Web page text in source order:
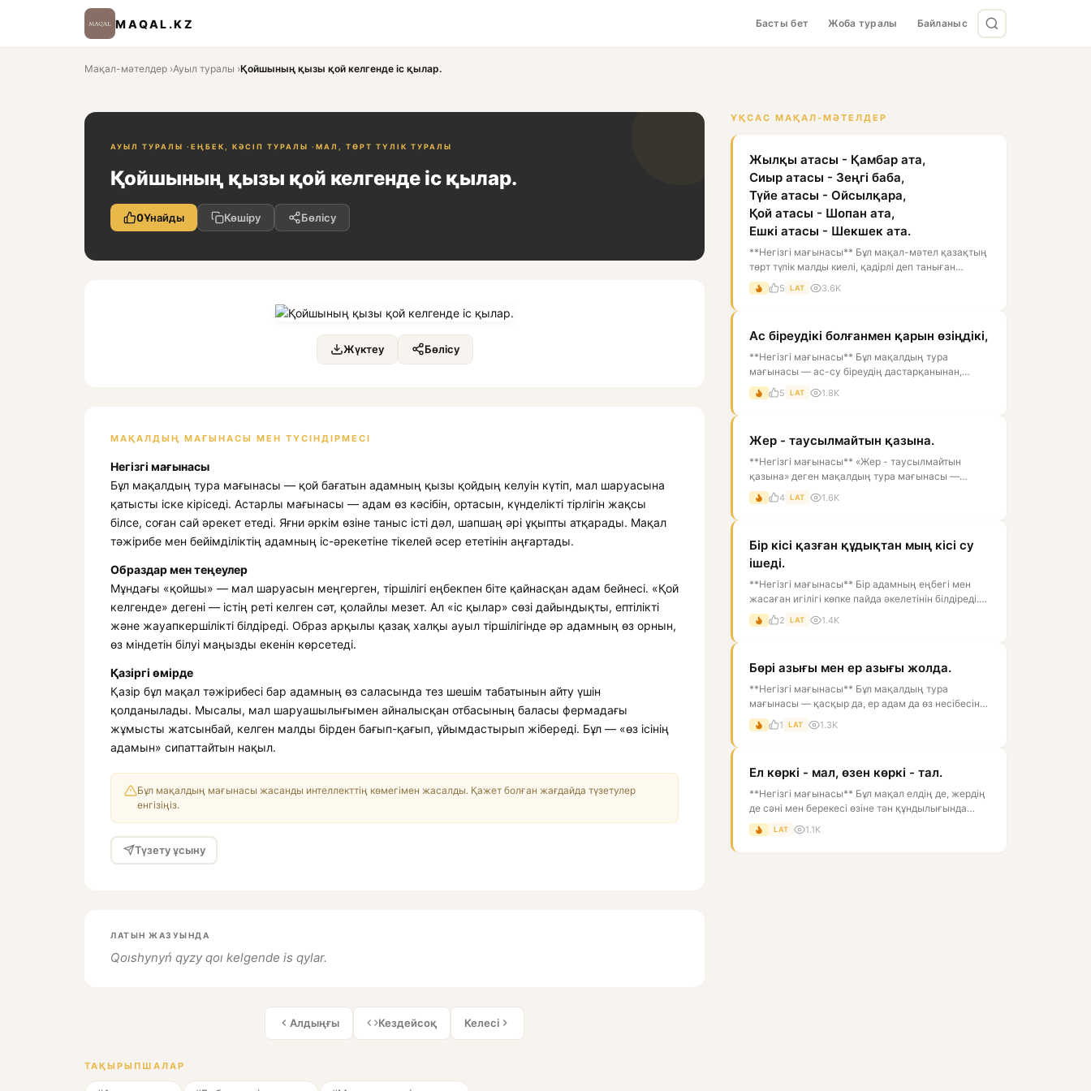
MAQAL.KZ Басты бет Жоба туралы Байланыс
Мақал-мәтелдер ›Ауыл туралы ›Қойшының қызы қой келгенде іс қылар.
АУЫЛ ТУРАЛЫ · ЕҢБЕК, КӘСІП ТУРАЛЫ · МАЛ, ТӨРТ ТҮЛІК ТУРАЛЫ
Қойшының қызы қой келгенде іс қылар.
0Ұнайды Көшіру Бөлісу
Жүктеу Бөлісу
МАҚАЛДЫҢ МАҒЫНАСЫ МЕН ТҮСІНДІРМЕСІ
Негізгі мағынасы
Бұл мақалдың тура мағынасы — қой бағатын адамның қызы қойдың келуін күтіп, мал шаруасына
қатысты іске кіріседі. Астарлы мағынасы — адам өз кәсібін, ортасын, күнделікті тірлігін жақсы
білсе, соған сай әрекет етеді. Яғни әркім өзіне таныс істі дәл, шапшаң әрі ұқыпты атқарады. Мақал
тәжірибе мен бейімділіктің адамның іс-әрекетіне тікелей әсер ететінін аңғартады.
Образдар мен теңеулер
Мұндағы «қойшы» — мал шаруасын меңгерген, тіршілігі еңбекпен біте қайнасқан адам бейнесі. «Қой
келгенде» дегені — істің реті келген сәт, қолайлы мезет. Ал «іс қылар» сөзі дайындықты, ептілікті
және жауапкершілікті білдіреді. Образ арқылы қазақ халқы ауыл тіршілігінде әр адамның өз орнын,
өз міндетін білуі маңызды екенін көрсетеді.
Қазіргі өмірде
Қазір бұл мақал тәжірибесі бар адамның өз саласында тез шешім табатынын айту үшін
қолданылады. Мысалы, мал шаруашылығымен айналысқан отбасының баласы фермадағы
жұмысты жатсынбай, келген малды бірден бағып-қағып, ұйымдастырып жібереді. Бұл — «өз ісінің
адамын» сипаттайтын нақыл.
Бұл мақалдың мағынасы жасанды интеллекттің көмегімен жасалды. Қажет болған жағдайда түзетулер
енгізіңіз.
Түзету ұсыну
ЛАТЫН ЖАЗУЫНДА
Qoıshynyń qyzy qoı kelgende is qylar.
Алдыңғы Кездейсоқ Келесі
ТАҚЫРЫПШАЛАР
ҰҚСАС МАҚАЛ-МӘТЕЛДЕР
Жылқы атасы - Қамбар ата,
Сиыр атасы - Зеңгі баба,
Түйе атасы - Ойсылқара,
Қой атасы - Шопан ата,
Ешкі атасы - Шекшек ата.
**Негізгі мағынасы** Бұл мақал-мәтел қазақтың
төрт түлік малды киелі, қадірлі деп таныған
дүниетанымын білдіреді. Мұнда...
5 LAT 3.6K
Ас біреудікі болғанмен қарын өзіңдікі,
**Негізгі мағынасы** Бұл мақалдың тура
мағынасы — ас-су біреудің дастарқанынан,
өзгенің қолынан келуі мүмкін, ал оны қор...
5 LAT 1.8K
Жер - таусылмайтын қазына.
**Негізгі мағынасы** «Жер - таусылмайтын
қазына» деген мақалдың тура мағынасы —
жердің адамға берер байлығы өте көп, он...
4 LAT 1.6K
Бір кісі қазған құдықтан мың кісі су
ішеді.
**Негізгі мағынасы** Бір адамның еңбегі мен
жасаған игілігі көпке пайда әкелетінін білдіреді.
Тура мағынасында бір кісі...
2 LAT 1.4K
Бөрі азығы мен ер азығы жолда.
**Негізгі мағынасы** Бұл мақалдың тура
мағынасы — қасқыр да, ер адам да өз несібесін
жол жүріп, іздеп табады. Астарлы ма...
1 LAT 1.3K
Ел көркі - мал, өзен көркі - тал.
**Негізгі мағынасы** Бұл мақал елдің де, жердің
де сәні мен берекесі өзіне тән құндылығында
екенін айтады. Тура мағынада...
LAT 1.1K